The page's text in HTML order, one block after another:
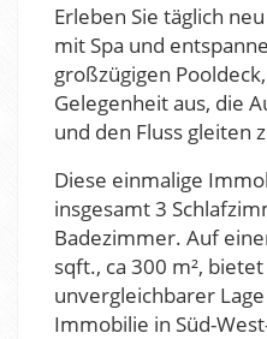
Erleben Sie täglich
mit Spa und
großzügigen
Gelegenheit aus, die
und den Fluss gleiten
Diese einmalige
insgesamt 3
Badezimmer. Auf
sqft., ca 300 m²,
unvergleichbarer
Immobilie in Süd-